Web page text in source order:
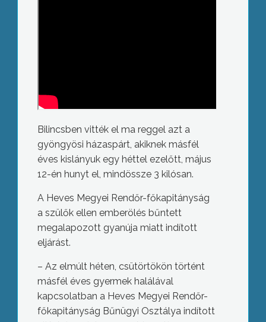
Bilincsben vitték el ma reggel azt a
gyöngyösi házaspárt, akiknek másfél
éves kislányuk egy héttel ezelőtt, május
12-én hunyt el, mindössze 3 kilósan.
A Heves Megyei Rendőr-főkapitányság
a szülők ellen emberölés bűntett
megalapozott gyanúja miatt indított
eljárást.
– Az elmúlt héten, csütörtökön történt
másfél éves gyermek halálával
kapcsolatban a Heves Megyei Rendőr-
főkapitányság Bűnügyi Osztálya indított